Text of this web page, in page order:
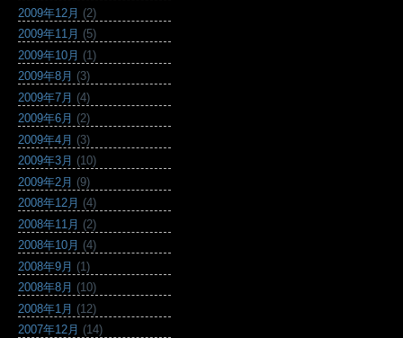
2009年12月 (2)
2009年11月 (5)
2009年10月 (1)
2009年8月 (3)
2009年7月 (4)
2009年6月 (2)
2009年4月 (3)
2009年3月 (10)
2009年2月 (9)
2008年12月 (4)
2008年11月 (2)
2008年10月 (4)
2008年9月 (1)
2008年8月 (10)
2008年1月 (12)
2007年12月 (14)